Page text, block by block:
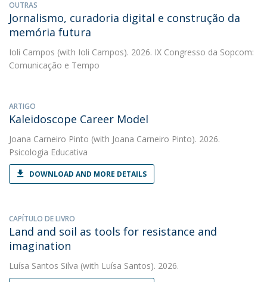
OUTRAS
Jornalismo, curadoria digital e construção da
memória futura
Ioli Campos (with Ioli Campos). 2026. IX Congresso da Sopcom:
Comunicação e Tempo
ARTIGO
Kaleidoscope Career Model
Joana Carneiro Pinto (with Joana Carneiro Pinto). 2026.
Psicologia Educativa
DOWNLOAD AND MORE DETAILS
CAPÍTULO DE LIVRO
Land and soil as tools for resistance and
imagination
Luísa Santos Silva (with Luísa Santos). 2026.